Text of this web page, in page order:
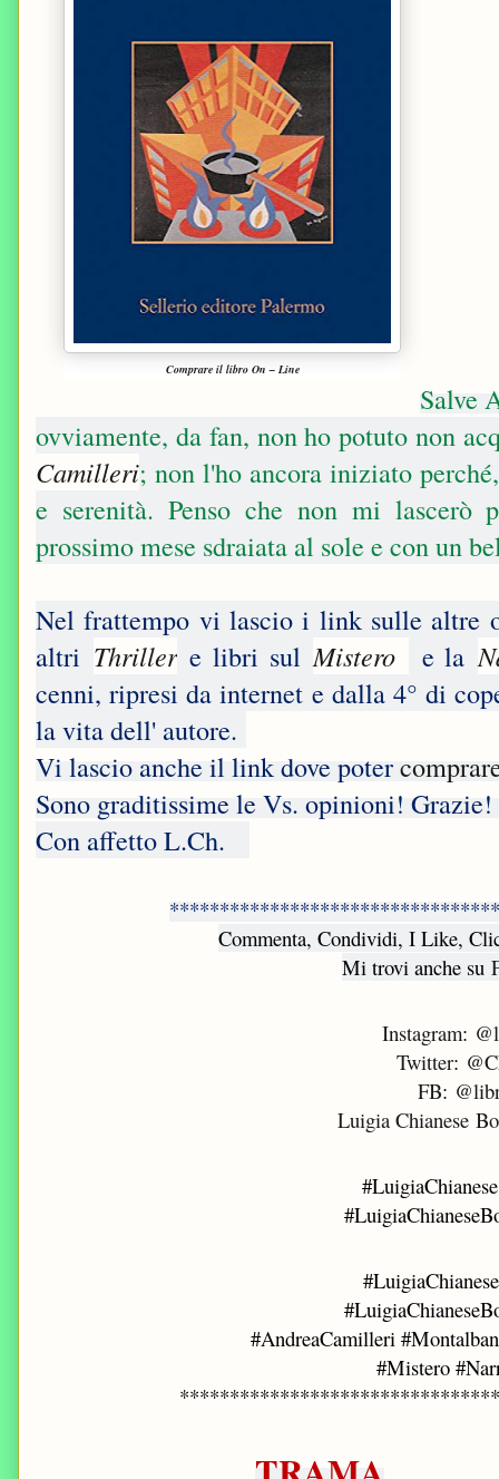
Comprare il libro On – Line
Salve
ovviamente, da fan, non ho potuto non
Camilleri; non l'ho ancora iniziato
e serenità. Penso che non mi
prossimo mese sdraiata al sole e con un
Nel frattempo vi lascio i link sulle altre
altri Thrillere libri sul Mistero e la
cenni, ripresi da internet e dalla 4° di
la vita dell' autore.
Vi lascio anche il link dove poter
Sono graditissime le Vs. opinioni!
Con affetto L.Ch.
Commenta, Condividi, I Like,
Mi trovi anche su
Instagram:
Twitter:
FB:
Luigia Chianese
#AndreaCamilleri
#Mistero